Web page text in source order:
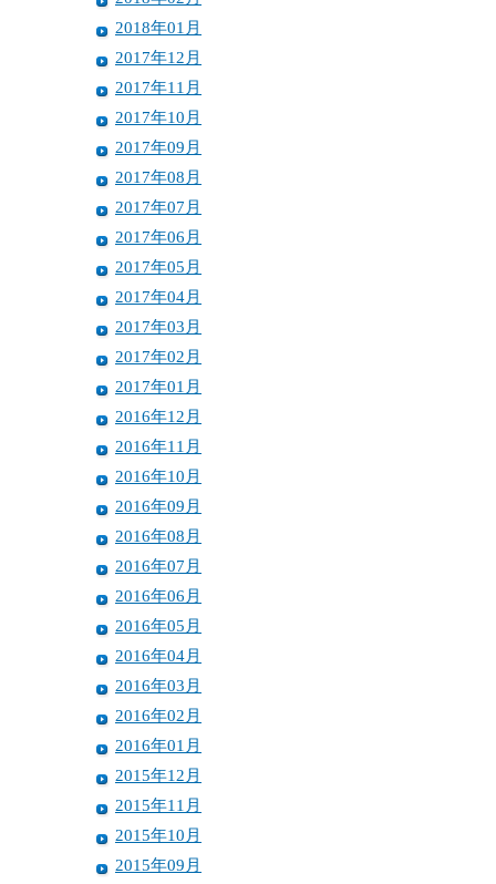
2018年01月
2017年12月
2017年11月
2017年10月
2017年09月
2017年08月
2017年07月
2017年06月
2017年05月
2017年04月
2017年03月
2017年02月
2017年01月
2016年12月
2016年11月
2016年10月
2016年09月
2016年08月
2016年07月
2016年06月
2016年05月
2016年04月
2016年03月
2016年02月
2016年01月
2015年12月
2015年11月
2015年10月
2015年09月